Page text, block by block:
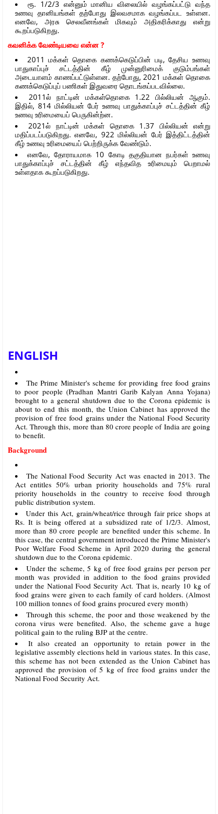
ரூ. 1/2/3 என்னும் மானிய விலையில் வழங்கப்பட்டு வந்த
உணவு தானியங்கள் தற்போது இலவசமாக வழங்கப்பட உள்ளன.
எனவே, அரசு செலவீனங்கள் மிகவும் அதிகரிக்காது என்று
கூறப்படுகிறது.
கவனிக்க வேண்டியவை என்ன ?
2011 மக்கள் தொகை கணக்கெடுப்பின் படி, தேசிய உணவு
பாதுகாப்புச் சட்டத்தின் கீழ் முன்னுரிமைக் குடும்பங்கள்
அடையாளம் காணப்பட்டுள்ளன. தற்போது, 2021 மக்கள் தொகை
கணக்கெடுப்புப் பணிகள் இதுவரை தொடங்கப்படவில்லை.
2011ல் நாட்டின் மக்கள்தொகை 1.22 பில்லியன் ஆகும்.
இதில், 814 மில்லியன் பேர் உணவு பாதுக்காப்புச் சட்டத்தின் கீழ்
உணவு உரிமையைப் பெருகின்ற்ன.
2021ல் நாட்டின் மக்கள் தொகை 1.37 பில்லியன் என்று
மதிப்படப்படுகிறது. எனவே, 922 மில்லியன் பேர் இத்திட்டத்தின்
கீழ் உணவு உரிமையைப் பெற்றிருக்க வேண்டும்.
எனவே, தோராயமாக 10 கோடி தகுதியான நபர்கள் உணவு
பாதுக்காப்புச் சட்டத்தின் கீழ் எந்தவித உரிமையும் பெறாமல்
உள்ளதாக கூறப்படுகிறது.
ENGLISH
The Prime Minister's scheme for providing free food grains
to poor people (Pradhan Mantri Garib Kalyan Anna Yojana)
brought to a general shutdown due to the Corona epidemic is
about to end this month, the Union Cabinet has approved the
provision of free food grains under the National Food Security
Act. Through this, more than 80 crore people of India are going
to benefit.
Background
The National Food Security Act was enacted in 2013. The
Act entitles 50% urban priority households and 75% rural
priority households in the country to receive food through
public distribution system.
Under this Act, grain/wheat/rice through fair price shops at
Rs. It is being offered at a subsidized rate of 1/2/3. Almost,
more than 80 crore people are benefited under this scheme. In
this case, the central government introduced the Prime Minister's
Poor Welfare Food Scheme in April 2020 during the general
shutdown due to the Corona epidemic.
Under the scheme, 5 kg of free food grains per person per
month was provided in addition to the food grains provided
under the National Food Security Act. That is, nearly 10 kg of
food grains were given to each family of card holders. (Almost
100 million tonnes of food grains procured every month)
Through this scheme, the poor and those weakened by the
corona virus were benefited. Also, the scheme gave a huge
political gain to the ruling BJP at the centre.
It also created an opportunity to retain power in the
legislative assembly elections held in various states. In this case,
this scheme has not been extended as the Union Cabinet has
approved the provision of 5 kg of free food grains under the
National Food Security Act.